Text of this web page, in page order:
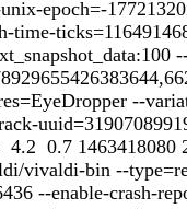
epoch=-
time-
--
0.7 1463418080
vivaldi-bin --
--enable-crash-